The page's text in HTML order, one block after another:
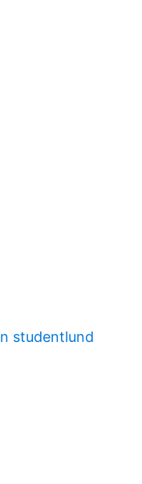
studentlund